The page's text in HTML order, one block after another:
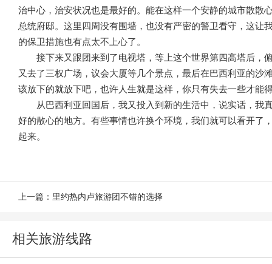
治中心，治安状况也是最好的。能在这样一个安静的城市散散
总统府邸。这里四周没有围墙，也没有严密的警卫看守，这让
的保卫措施也有点太不上心了。
接下来又跟团来到了电视塔，等上这个世界第四高塔后，
又去了三权广场，议会大厦等几个景点，最后在巴西利亚的
该放下的就放下吧，也许人生就是这样，你只有失去一些才能
从巴西利亚回国后，我又投入到新的生活中，说实话，我
好的散心的地方。有些事情也许换个环境，我们就可以看开了
起来。
上一篇： 里约热内卢旅游团不错的选择
相关旅游线路